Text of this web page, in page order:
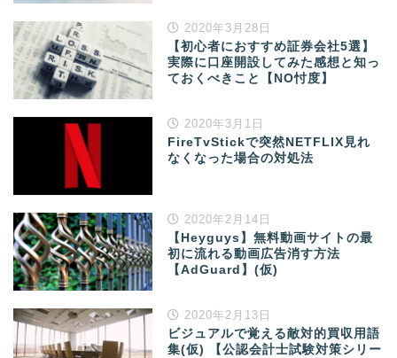
2020年3月28日
【初心者におすすめ証券会社5選】
実際に口座開設してみた感想と知っ
ておくべきこと【NO忖度】
2020年3月1日
FireTvStickで突然NETFLIX見れ
なくなった場合の対処法
2020年2月14日
【Heyguys】無料動画サイトの最
初に流れる動画広告消す方法
【AdGuard】(仮)
2020年2月13日
ビジュアルで覚える敵対的買収用語
集(仮) 【公認会計士試験対策シリー